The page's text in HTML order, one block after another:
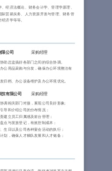
经济法概论、财务会计学、管理学原理、
贸易实务、人力资源开发与管理、财务管
济学等等。
限公司 采购经理
助总监搞好各部门之间的综合协调。
公用品采购与分发，确保办公环境整洁有
归档、办公设备维护及办公环境优化。
有限公司 采购经理
调相关部门对接，展现公司良好形象;
导和介绍公司的分布情况；
建立员工归属感及前台管理；
点与发放登记，有效控制成本；
生日以及公司各种宴会活动的执行；
划，确保人才梯队发展和人才储备；